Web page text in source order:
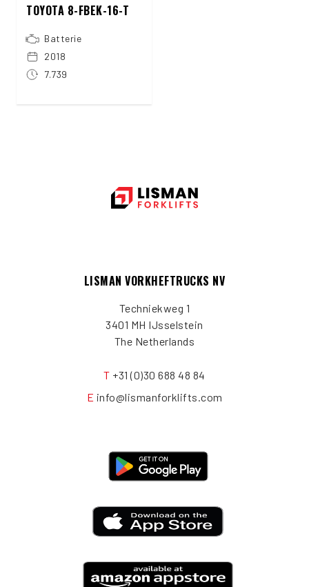
TOYOTA 8-FBEK-16-T
Batterie
2018
7.739
LISMAN VORKHEFTRUCKS NV
Techniekweg 1
3401 MH IJsselstein
The Netherlands
T +31 (0)30 688 48 84
E info@lismanforklifts.com